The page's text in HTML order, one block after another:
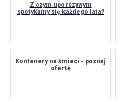
Z czym uporczywym
spotykamy się każdego lata?
Kontenery na śmieci - poznaj
ofertę